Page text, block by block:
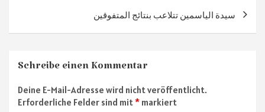
سيدة الياسمين تتلاعب بنتائج المتفوقين
Schreibe einen Kommentar
Deine E-Mail-Adresse wird nicht veröffentlicht.
Erforderliche Felder sind mit* markiert